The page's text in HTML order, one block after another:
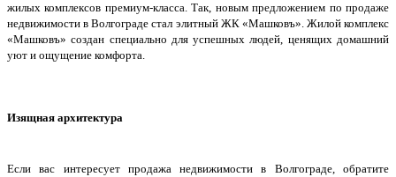
жилых комплексов премиум-класса. Так, новым предложением по продаже
недвижимости в Волгограде стал элитный ЖК «Машковъ». Жилой комплекс
«Машковъ» создан специально для успешных людей, ценящих домашний
уют и ощущение комфорта.
Изящная архитектура
Если вас интересует продажа недвижимости в Волгограде, обратите